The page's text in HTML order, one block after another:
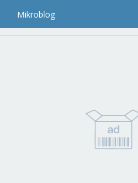
Mikroblog